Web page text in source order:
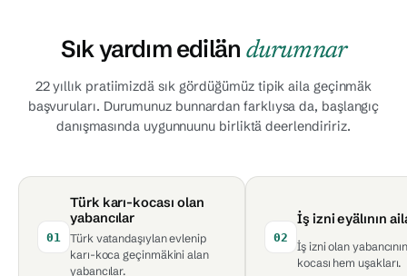
Sık yardım edilän durumnar
22 yıllık pratiimizdä sık gördüğümüz tipik aila geçinmäk
başvuruları. Durumunuz bunnardan farklıysa da, başlangıç
danışmasında uygunnuunu birliktä deerlendiririz.
01
Türk karı-kocası olan
yabancılar
Türk vatandaşıylan evlenip
karı-koca geçinmäkini alan
yabancılar.
02
İş izni eyälının
İş izni olan
kocası hem uşakları.